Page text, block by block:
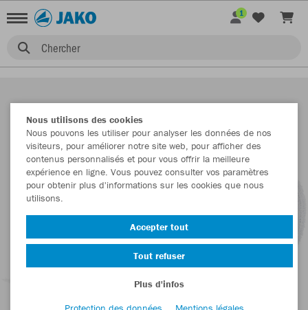
Chercher
1
Nous utilisons des cookies
Nous pouvons les utiliser pour analyser les données de nos
visiteurs, pour améliorer notre site web, pour afficher des
contenus personnalisés et pour vous offrir la meilleure
expérience en ligne. Vous pouvez consulter vos paramètres
pour obtenir plus d'informations sur les cookies que nous
utilisons.
Accepter tout
Tout refuser
Plus d'infos